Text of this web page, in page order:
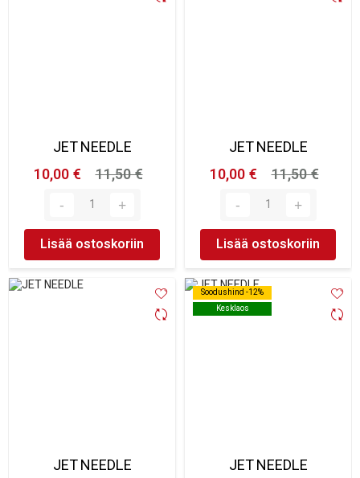
JET NEEDLE
10,00 €
11,50 €
Lisää ostoskoriin
JET NEEDLE
10,00 €
11,50 €
Lisää ostoskoriin
JET NEEDLE
Soodushind -12%
Kesklaos
Soodushind -12%
Kesklaos
JET NEEDLE